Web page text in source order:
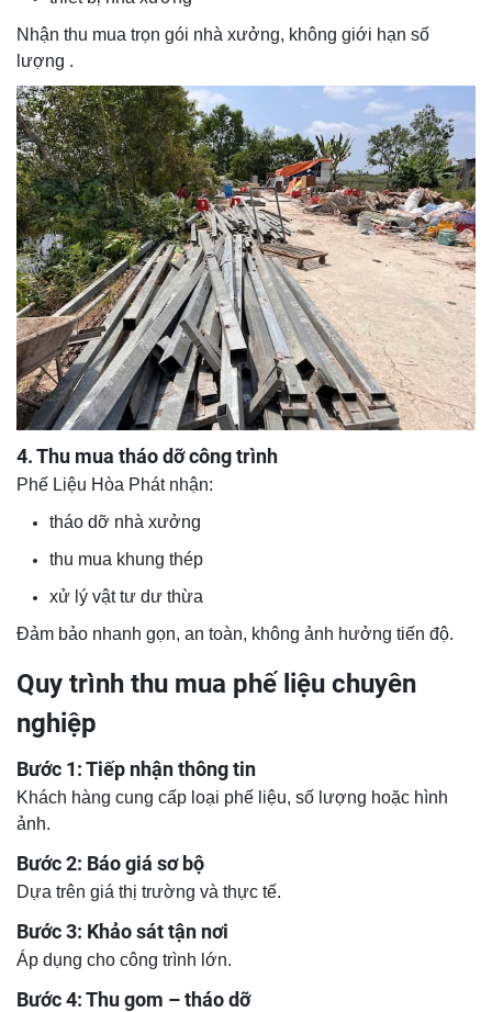
Nhận thu mua trọn gói nhà xưởng, không giới hạn số
lượng .
4. Thu mua tháo dỡ công trình
Phế Liệu Hòa Phát nhận:
tháo dỡ nhà xưởng
thu mua khung thép
xử lý vật tư dư thừa
Đảm bảo nhanh gọn, an toàn, không ảnh hưởng tiến độ.
Quy trình thu mua phế liệu chuyên
nghiệp
Bước 1: Tiếp nhận thông tin
Khách hàng cung cấp loại phế liệu, số lượng hoặc hình
ảnh.
Bước 2: Báo giá sơ bộ
Dựa trên giá thị trường và thực tế.
Bước 3: Khảo sát tận nơi
Áp dụng cho công trình lớn.
Bước 4: Thu gom – tháo dỡ